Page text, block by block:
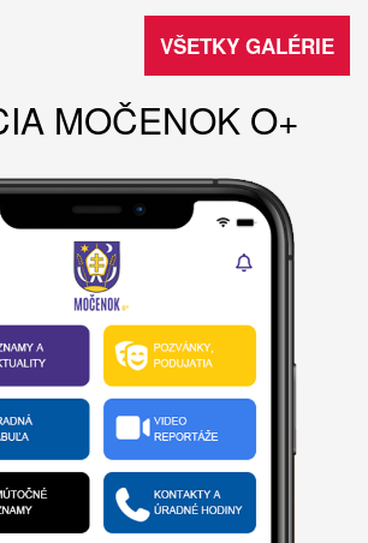
VŠETKY GALÉRIE
MOČENOK O+